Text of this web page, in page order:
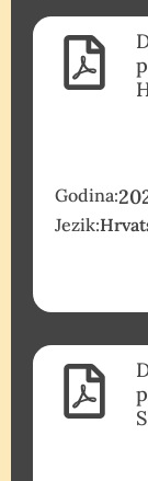
Godina:
Jezik: